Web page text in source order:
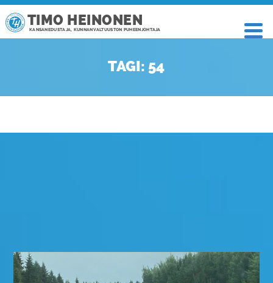
TIMO HEINONEN
KANSANEDUSTAJA, KUNNANVALTUUSTON PUHEENJOHTAJA
TAGI: 54